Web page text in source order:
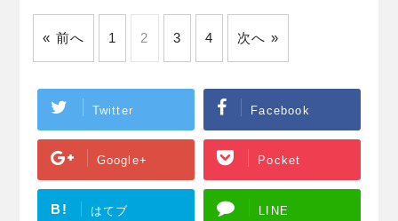
« 前へ 1 2 3 4 次へ »
Twitter Facebook
Google+ Pocket
B! はてブ LINE